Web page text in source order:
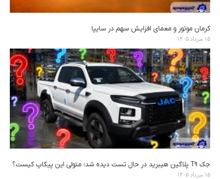
کرمان موتور و معمای افزایش سهم در سایپا
۱۵ مرداد ۱۴۰۵
جک T9 پلاگین هیبرید در حال تست دیده شد؛ متولی این پیکاپ کیست؟
۱۵ مرداد ۱۴۰۵